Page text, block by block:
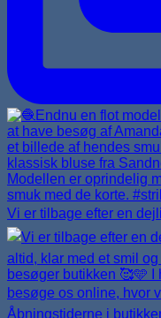
Vi er tilbage efter en